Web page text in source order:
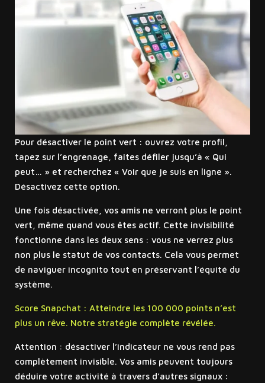
Pour désactiver le point vert : ouvrez votre profil,
tapez sur l’engrenage, faites défiler jusqu’à « Qui
peut… » et recherchez « Voir que je suis en ligne ».
Désactivez cette option.
Une fois désactivée, vos amis ne verront plus le point
vert, même quand vous êtes actif. Cette invisibilité
fonctionne dans les deux sens : vous ne verrez plus
non plus le statut de vos contacts. Cela vous permet
de naviguer incognito tout en préservant l’équité du
système.
Score Snapchat : Atteindre les 100 000 points n’est
plus un rêve. Notre stratégie complète révélée.
Attention : désactiver l’indicateur ne vous rend pas
complètement invisible. Vos amis peuvent toujours
déduire votre activité à travers d’autres signaux :